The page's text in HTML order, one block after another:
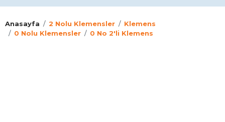
Anasayfa 2 Nolu Klemensler
Klemens
0 Nolu Klemensler
0 No 2'li Klemens